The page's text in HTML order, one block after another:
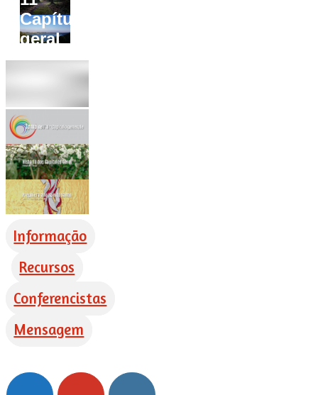
Capítulo
geral
Informação
Recursos
Conferencistas
Mensagem